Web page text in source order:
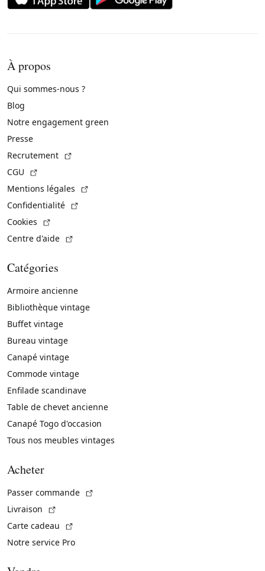
À propos
Qui sommes-nous ?
Blog
Notre engagement green
Presse
Recrutement
CGU
Mentions légales
Confidentialité
Cookies
Centre d'aide
Catégories
Armoire ancienne
Bibliothèque vintage
Buffet vintage
Bureau vintage
Canapé vintage
Commode vintage
Enfilade scandinave
Table de chevet ancienne
Canapé Togo d'occasion
Tous nos meubles vintages
Acheter
Passer commande
Livraison
Carte cadeau
Notre service Pro